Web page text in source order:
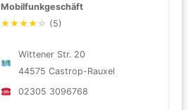
Mobilfunkgeschäft
★★★★ ☆ (5)
Wittener Str. 20
44575 Castrop-Rauxel
02305 3096768